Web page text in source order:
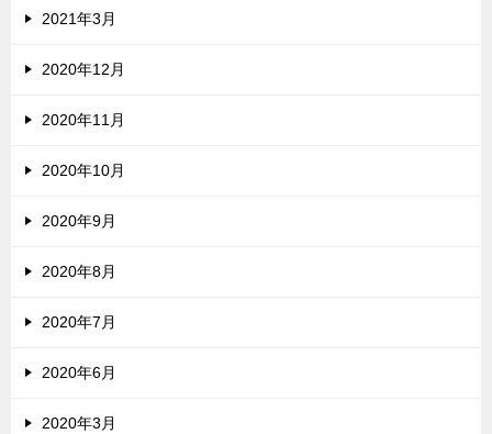
2021年3月
2020年12月
2020年11月
2020年10月
2020年9月
2020年8月
2020年7月
2020年6月
2020年3月